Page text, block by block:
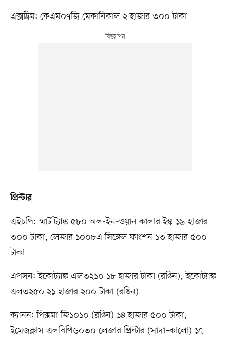
এক্সট্রিম: কেএম০৭জি মেকানিকাল ২ হাজার ৩০০ টাকা।
প্রিন্টার
এইচপি: স্মার্ট ট্যাঙ্ক ৫৮০ অল-ইন-ওয়ান কালার ইঙ্ক ১৯ হাজার
৩০০ টাকা, লেজার ১০০৮এ সিঙ্গেল ফাংশন ১৩ হাজার ৫০০
টাকা।
এপসন: ইকোট্যাঙ্ক এল৩২১০ ১৮ হাজার টাকা (রঙিন), ইকোট্যাঙ্ক
এল৩২৫০ ২১ হাজার ২০০ টাকা (রঙিন)।
ক্যানন: পিক্সমা জি১০১০ (রঙিন) ১৪ হাজার ৫০০ টাকা,
ইমেজক্লাস এলবিপি৬০৩০ লেজার প্রিন্টার (সাদা–কালো) ১৭